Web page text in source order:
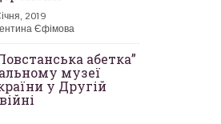
2019
Єфімова
абетка”
музеї
у Другій